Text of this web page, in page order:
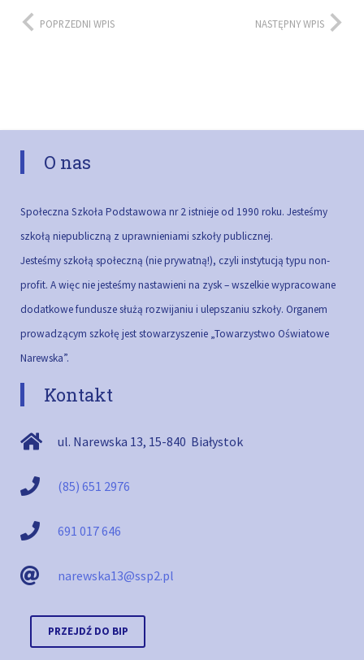
POPRZEDNI WPIS NASTĘPNY WPIS
O nas
Społeczna Szkoła Podstawowa nr 2 istnieje od 1990 roku. Jesteśmy
szkołą niepubliczną z uprawnieniami szkoły publicznej.
Jesteśmy szkołą społeczną (nie prywatną!), czyli instytucją typu non-
profit. A więc nie jesteśmy nastawieni na zysk – wszelkie wypracowane
dodatkowe fundusze służą rozwijaniu i ulepszaniu szkoły. Organem
prowadzącym szkołę jest stowarzyszenie „Towarzystwo Oświatowe
Narewska”.
Kontakt
ul. Narewska 13, 15-840 Białystok
(85) 651 2976
691 017 646
narewska13@ssp2.pl
PRZEJDŹ DO BIP